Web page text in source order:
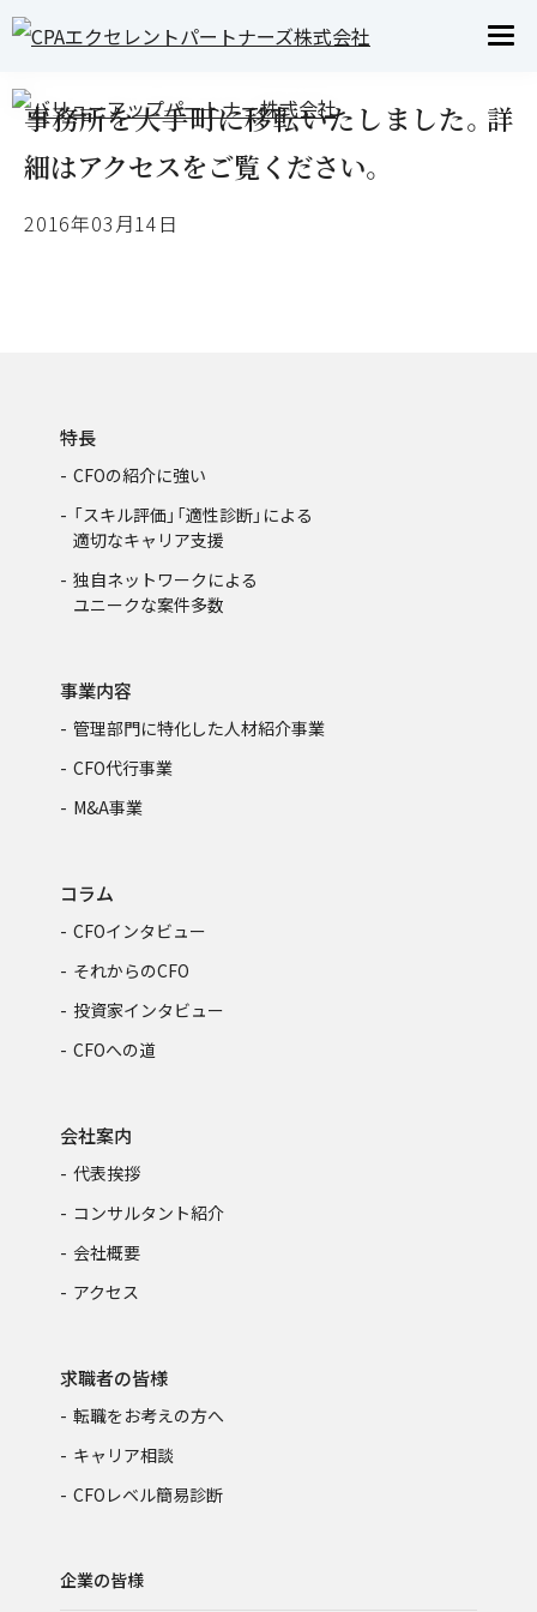
INFORMATION お知らせ
事務所を大手町に移転いたしました。詳
細はアクセスをご覧ください。
2016年03月14日
特長
CFOの紹介に強い
「スキル評価」「適性診断」による
適切なキャリア支援
独自ネットワークによる
ユニークな案件多数
事業内容
管理部門に特化した人材紹介事業
CFO代行事業
M&A事業
コラム
CFOインタビュー
それからのCFO
投資家インタビュー
CFOへの道
会社案内
代表挨拶
コンサルタント紹介
会社概要
アクセス
求職者の皆様
転職をお考えの方へ
キャリア相談
CFOレベル簡易診断
企業の皆様